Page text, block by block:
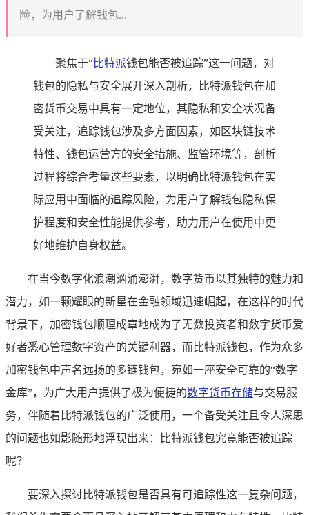
险，为用户了解钱包...
聚焦于“比特派钱包能否被追踪”这一问题，对
钱包的隐私与安全展开深入剖析，比特派钱包在加
密货币交易中具有一定地位，其隐私和安全状况备
受关注，追踪钱包涉及多方面因素，如区块链技术
特性、钱包运营方的安全措施、监管环境等，剖析
过程将综合考量这些要素，以明确比特派钱包在实
际应用中面临的追踪风险，为用户了解钱包隐私保
护程度和安全性能提供参考，助力用户在使用中更
好地维护自身权益。
在当今数字化浪潮汹涌澎湃，数字货币以其独特的魅力和
潜力，如一颗耀眼的新星在金融领域迅速崛起，在这样的时代
背景下，加密钱包顺理成章地成为了无数投资者和数字货币爱
好者悉心管理数字资产的关键利器，而比特派钱包，作为众多
加密钱包中声名远扬的多链钱包，宛如一座安全可靠的“数字
金库”，为广大用户提供了极为便捷的数字货币存储与交易服
务，伴随着比特派钱包的广泛使用，一个备受关注且令人深思
的问题也如影随形地浮现出来：比特派钱包究竟能否被追踪
呢？
要深入探讨比特派钱包是否具有可追踪性这一复杂问题，